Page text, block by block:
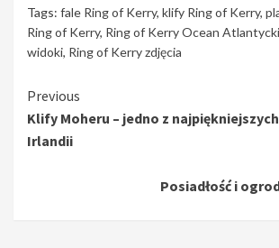
Tags: fale Ring of Kerry, klify Ring of Kerry,
Ring of Kerry, Ring of Kerry Ocean Atlantycki
widoki, Ring of Kerry zdjęcia
Continue
Reading
Previous
Klify Moheru – jedno z
Irlandii
Posiadłość i